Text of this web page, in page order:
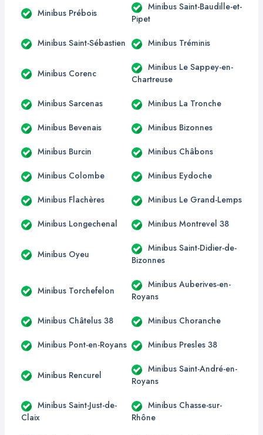
Minibus Prébois
Minibus Saint-Baudille-et-
Pipet
Minibus Saint-Sébastien Minibus Tréminis
Minibus Corenc
Minibus Le Sappey-en-
Chartreuse
Minibus Sarcenas Minibus La Tronche
Minibus Bevenais Minibus Bizonnes
Minibus Burcin Minibus Châbons
Minibus Colombe Minibus Eydoche
Minibus Flachères Minibus Le Grand-Lemps
Minibus Longechenal Minibus Montrevel 38
Minibus Oyeu
Minibus Saint-Didier-de-
Bizonnes
Minibus Torchefelon
Minibus Auberives-en-
Royans
Minibus Châtelus 38 Minibus Choranche
Minibus Pont-en-Royans Minibus Presles 38
Minibus Rencurel
Minibus Saint-André-en-
Royans
Minibus Saint-Just-de-
Claix
Minibus Chasse-sur-
Rhône